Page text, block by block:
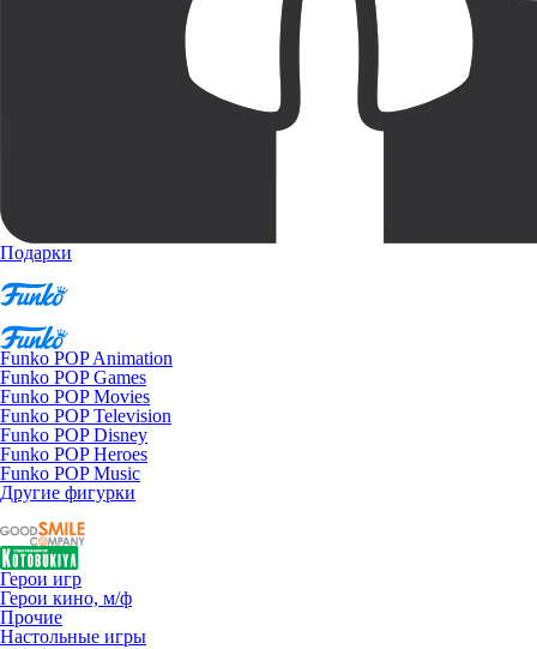
Подарки
Funko POP Animation
Funko POP Games
Funko POP Movies
Funko POP Television
Funko POP Disney
Funko POP Heroes
Funko POP Music
Другие фигурки
Герои игр
Герои кино, м/ф
Прочие
Настольные игры